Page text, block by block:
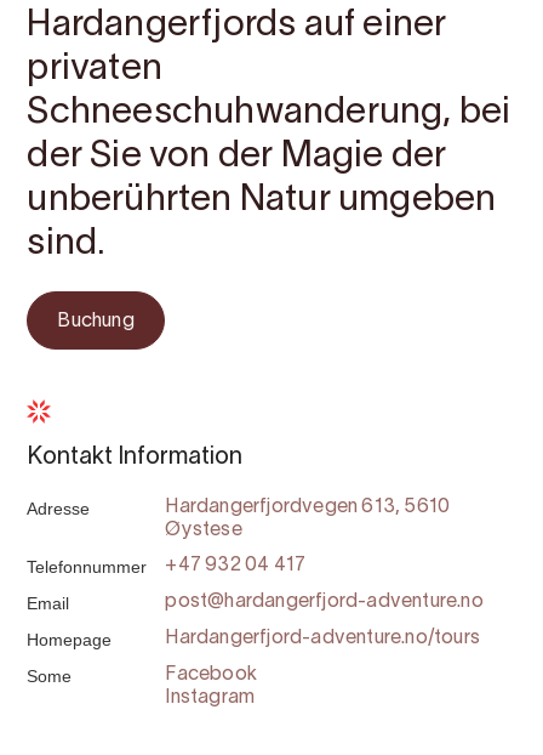
Hardangerfjords auf einer
privaten
Schneeschuhwanderung, bei
der Sie von der Magie der
unberührten Natur umgeben
sind.
Buchung
Kontakt Information
Adresse
Hardangerfjordvegen 613, 5610
Øystese
Telefonnummer +47 932 04 417
Email post@hardangerfjord-adventure.no
Homepage Hardangerfjord-adventure.no/tours
Some
Facebook
Instagram